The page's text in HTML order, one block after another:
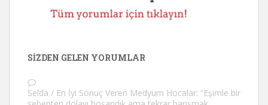
SIZDEN GELEN YORUMLAR
Selda / En İyi Sonuç Veren Medyum Hocalar: “Eşimle bir